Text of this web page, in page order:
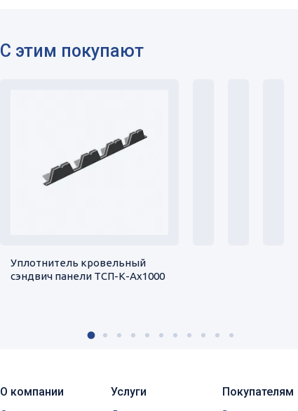
С этим покупают
Уплотнитель кровельный
сэндвич панели ТСП-К-Ах1000
О компании Услуги Покупателям